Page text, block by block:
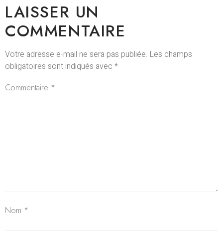
LAISSER UN
COMMENTAIRE
Votre adresse e-mail ne sera pas publiée. Les champs
obligatoires sont indiqués avec *
Commentaire *
Nom *